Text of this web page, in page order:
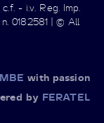
- i.v. Reg. Imp.
0182581 | © All
with passion
by FERATEL